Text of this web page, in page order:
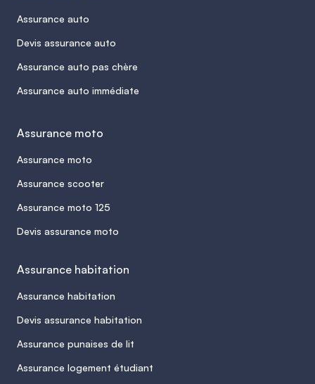
Assurance auto
Devis assurance auto
Assurance auto pas chère
Assurance auto immédiate
Assurance moto
Assurance moto
Assurance scooter
Assurance moto 125
Devis assurance moto
Assurance habitation
Assurance habitation
Devis assurance habitation
Assurance punaises de lit
Assurance logement étudiant